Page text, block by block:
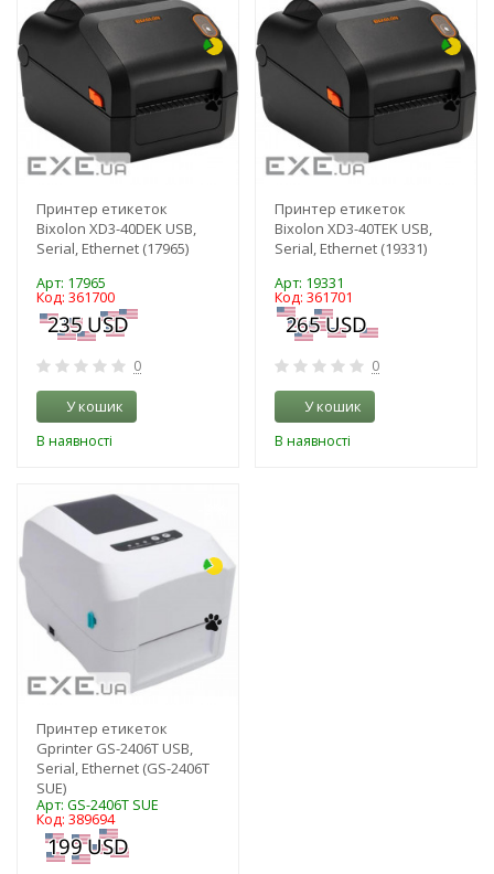
Принтер етикеток
Bixolon XD3-40DEK USB,
Serial, Ethernet (17965)
Арт: 17965
Код: 361700
0
У кошик
В наявності
Принтер етикеток
Bixolon XD3-40TEK USB,
Serial, Ethernet (19331)
Арт: 19331
Код: 361701
0
У кошик
В наявності
Принтер етикеток
Gprinter GS-2406T USB,
Serial, Ethernet (GS-2406T
SUE)
Арт: GS-2406T SUE
Код: 389694